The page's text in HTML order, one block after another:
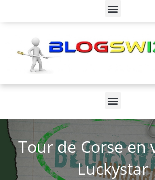
Tour de Corse en
Luckystar